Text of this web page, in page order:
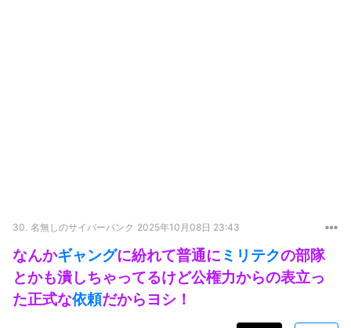
30. 名無しのサイバーパンク 2025年10月08日 23:43
なんかギャングに紛れて普通に ミリテクの部隊
とかも潰しちゃってるけど公権力からの表立っ
た正式な依頼だからヨシ！